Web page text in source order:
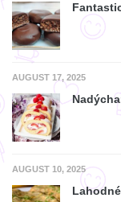
AUGUST 17, 2025
AUGUST 10, 2025